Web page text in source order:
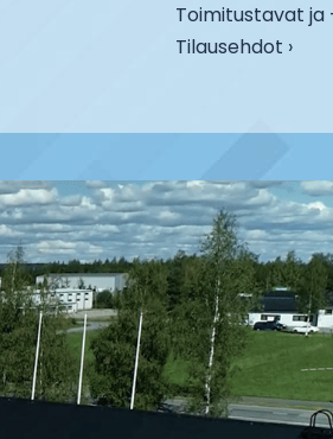
Toimitustavat ja
Tilausehdot ›